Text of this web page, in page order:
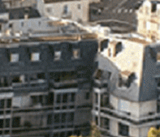
affichées